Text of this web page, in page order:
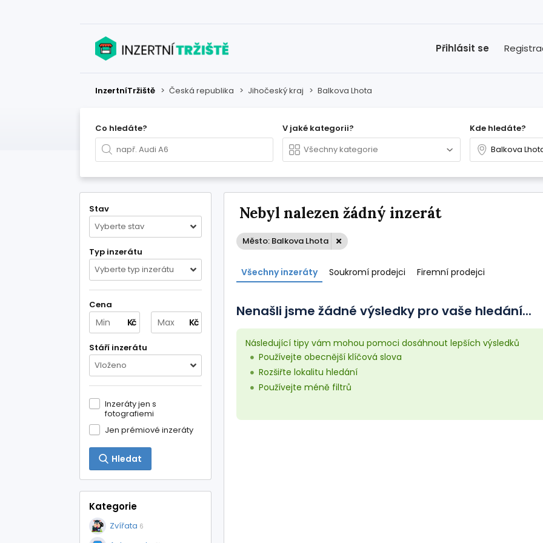
Přihlásit se
InzertníTržiště > Česká republika > Jihočeský kraj > Balkova Lhota
Co hledáte? V jaké kategorii? Kde hledáte?
Stav
Vyberte stav
Typ inzerátu
Vyberte typ inzerátu
Cena
Kč Kč
Stáří inzerátu
Vloženo
Inzeráty jen s
fotografiemi
Jen prémiové inzeráty
Hledat
Kategorie
Zvířata 6
Nebyl nalezen žádný inzerát
Město: Balkova Lhota
Všechny inzeráty Soukromí prodejci Firemní prodejci
Nenašli jsme žádné výsledky pro vaše hledání...
Následující tipy vám mohou pomoci dosáhnout lepších výsledků
Používejte obecnější klíčová slova
Rozšiřte lokalitu hledání
Používejte méně filtrů